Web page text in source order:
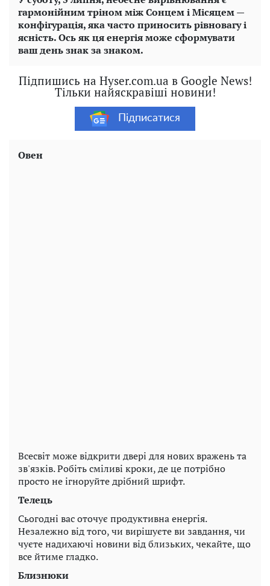
гармонійним тріном між Сонцем і Місяцем —
конфігурація, яка часто приносить рівновагу і
ясність. Ось як ця енергія може сформувати
ваш день знак за знаком.
Підпишись на Hyser.com.ua в Google News!
Тільки найяскравіші новини!
Підписатися
Овен
Всесвіт може відкрити двері для нових вражень та
зв'язків. Робіть сміливі кроки, де це потрібно
просто не ігноруйте дрібний шрифт.
Телець
Сьогодні вас оточує продуктивна енергія.
Незалежно від того, чи вирішуєте ви завдання, чи
чуєте надихаючі новини від близьких, чекайте, що
все йтиме гладко.
Близнюки